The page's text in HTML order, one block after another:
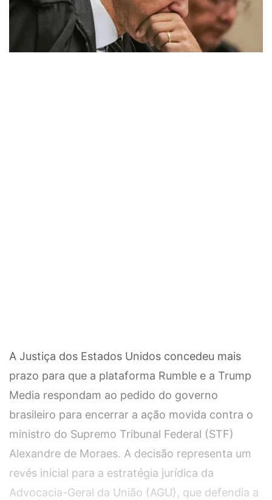
A Justiça dos Estados Unidos concedeu mais
prazo para que a plataforma Rumble e a Trump
Media respondam ao pedido do governo
brasileiro para encerrar a ação movida contra o
ministro do Supremo Tribunal Federal (STF)
Alexandre de Moraes. A decisão representa um
revés inicial para a estratégia jurídica da
Advocacia-Geral da União (AGU), que defendia a